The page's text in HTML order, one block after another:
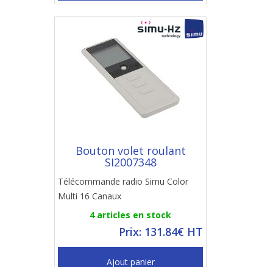
Bouton volet roulant
SI2007348
Télécommande radio Simu Color
Multi 16 Canaux
4 articles en stock
Prix: 131.84€ HT
Ajout panier